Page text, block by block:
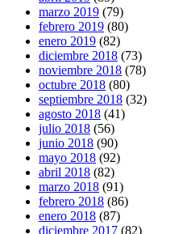
marzo 2019 (79)
febrero 2019 (80)
enero 2019 (82)
diciembre 2018 (73)
noviembre 2018 (78)
octubre 2018 (80)
septiembre 2018 (32)
agosto 2018 (41)
julio 2018 (56)
junio 2018 (90)
mayo 2018 (92)
abril 2018 (82)
marzo 2018 (91)
febrero 2018 (86)
enero 2018 (87)
diciembre 2017 (82)